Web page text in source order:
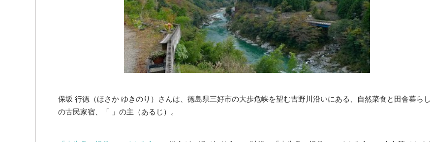
保坂 行徳（ほさか ゆきのり）さんは、徳島県三好市の大歩危峡を望む吉野川沿いにある、自然菜食と田舎暮らし
の古民家宿、「 」の主（あるじ）。